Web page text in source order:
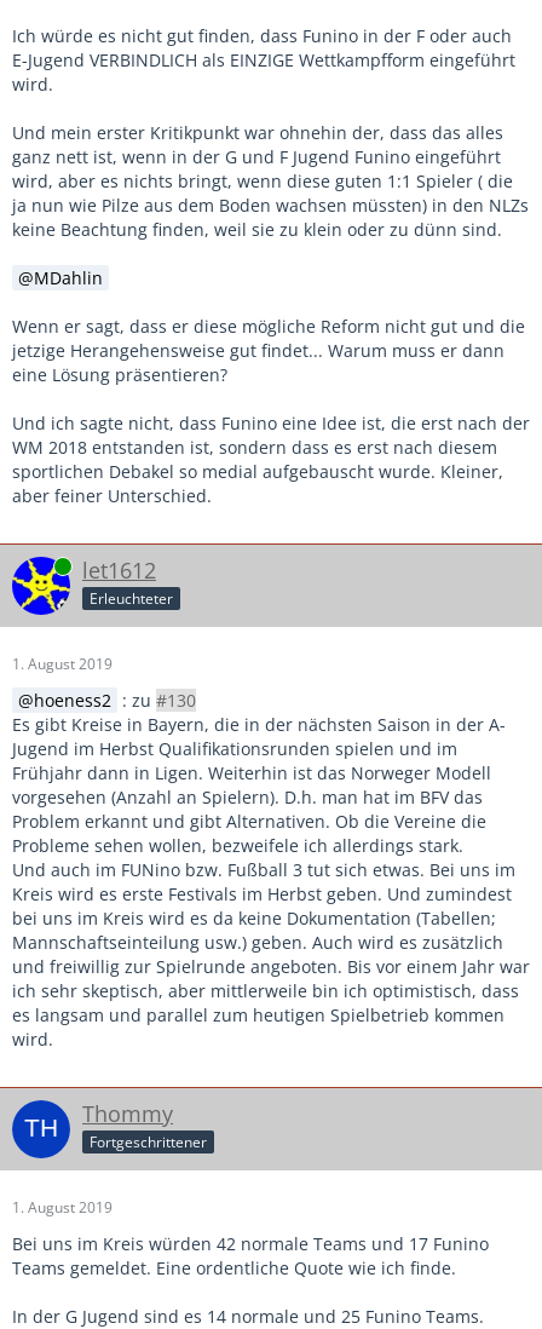
Ich würde es nicht gut finden, dass Funino in der F oder auch
E-Jugend VERBINDLICH als EINZIGE Wettkampfform eingeführt
wird.
Und mein erster Kritikpunkt war ohnehin der, dass das alles
ganz nett ist, wenn in der G und F Jugend Funino eingeführt
wird, aber es nichts bringt, wenn diese guten 1:1 Spieler ( die
ja nun wie Pilze aus dem Boden wachsen müssten) in den NLZs
keine Beachtung finden, weil sie zu klein oder zu dünn sind.
MDahlin
Wenn er sagt, dass er diese mögliche Reform nicht gut und die
jetzige Herangehensweise gut findet... Warum muss er dann
eine Lösung präsentieren?
Und ich sagte nicht, dass Funino eine Idee ist, die erst nach der
WM 2018 entstanden ist, sondern dass es erst nach diesem
sportlichen Debakel so medial aufgebauscht wurde. Kleiner,
aber feiner Unterschied.
Online let1612
Erleuchteter
1. August 2019
hoeness2 : zu #130
Es gibt Kreise in Bayern, die in der nächsten Saison in der A-
Jugend im Herbst Qualifikationsrunden spielen und im
Frühjahr dann in Ligen. Weiterhin ist das Norweger Modell
vorgesehen (Anzahl an Spielern). D.h. man hat im BFV das
Problem erkannt und gibt Alternativen. Ob die Vereine die
Probleme sehen wollen, bezweifele ich allerdings stark.
Und auch im FUNino bzw. Fußball 3 tut sich etwas. Bei uns im
Kreis wird es erste Festivals im Herbst geben. Und zumindest
bei uns im Kreis wird es da keine Dokumentation (Tabellen;
Mannschaftseinteilung usw.) geben. Auch wird es zusätzlich
und freiwillig zur Spielrunde angeboten. Bis vor einem Jahr war
ich sehr skeptisch, aber mittlerweile bin ich optimistisch, dass
es langsam und parallel zum heutigen Spielbetrieb kommen
wird.
Thommy
Fortgeschrittener
1. August 2019
Bei uns im Kreis würden 42 normale Teams und 17 Funino
Teams gemeldet. Eine ordentliche Quote wie ich finde.
In der G Jugend sind es 14 normale und 25 Funino Teams.